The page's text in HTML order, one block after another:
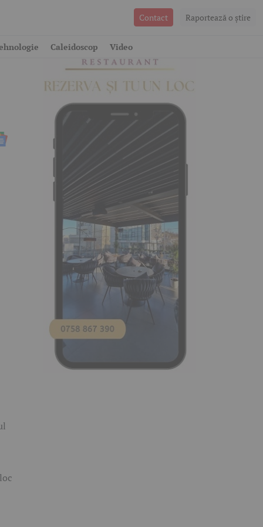
Contact Raportează o ştire
Caleidoscop Video